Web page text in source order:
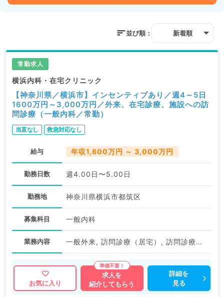
並び順： 新着順
常勤求人
横浜内科・在宅クリニック
【神奈川県／横浜市】インセンティブあり／週4～5日
1600万円～3,000万円／外来、在宅診療、施設への訪
問診療（一般内科／常勤）
当直なし 救急対応なし
給与 年収1,600万円 ～ 3,000万円
勤務日数 週4.00日〜5.00日
勤務地 神奈川県横浜市都筑区
募集科目 一般内科
業務内容 一般外来, 訪問診療（居宅）, 訪問診療（施設）
お気に入り
求人を
紹介してもらう
詳細を
見る